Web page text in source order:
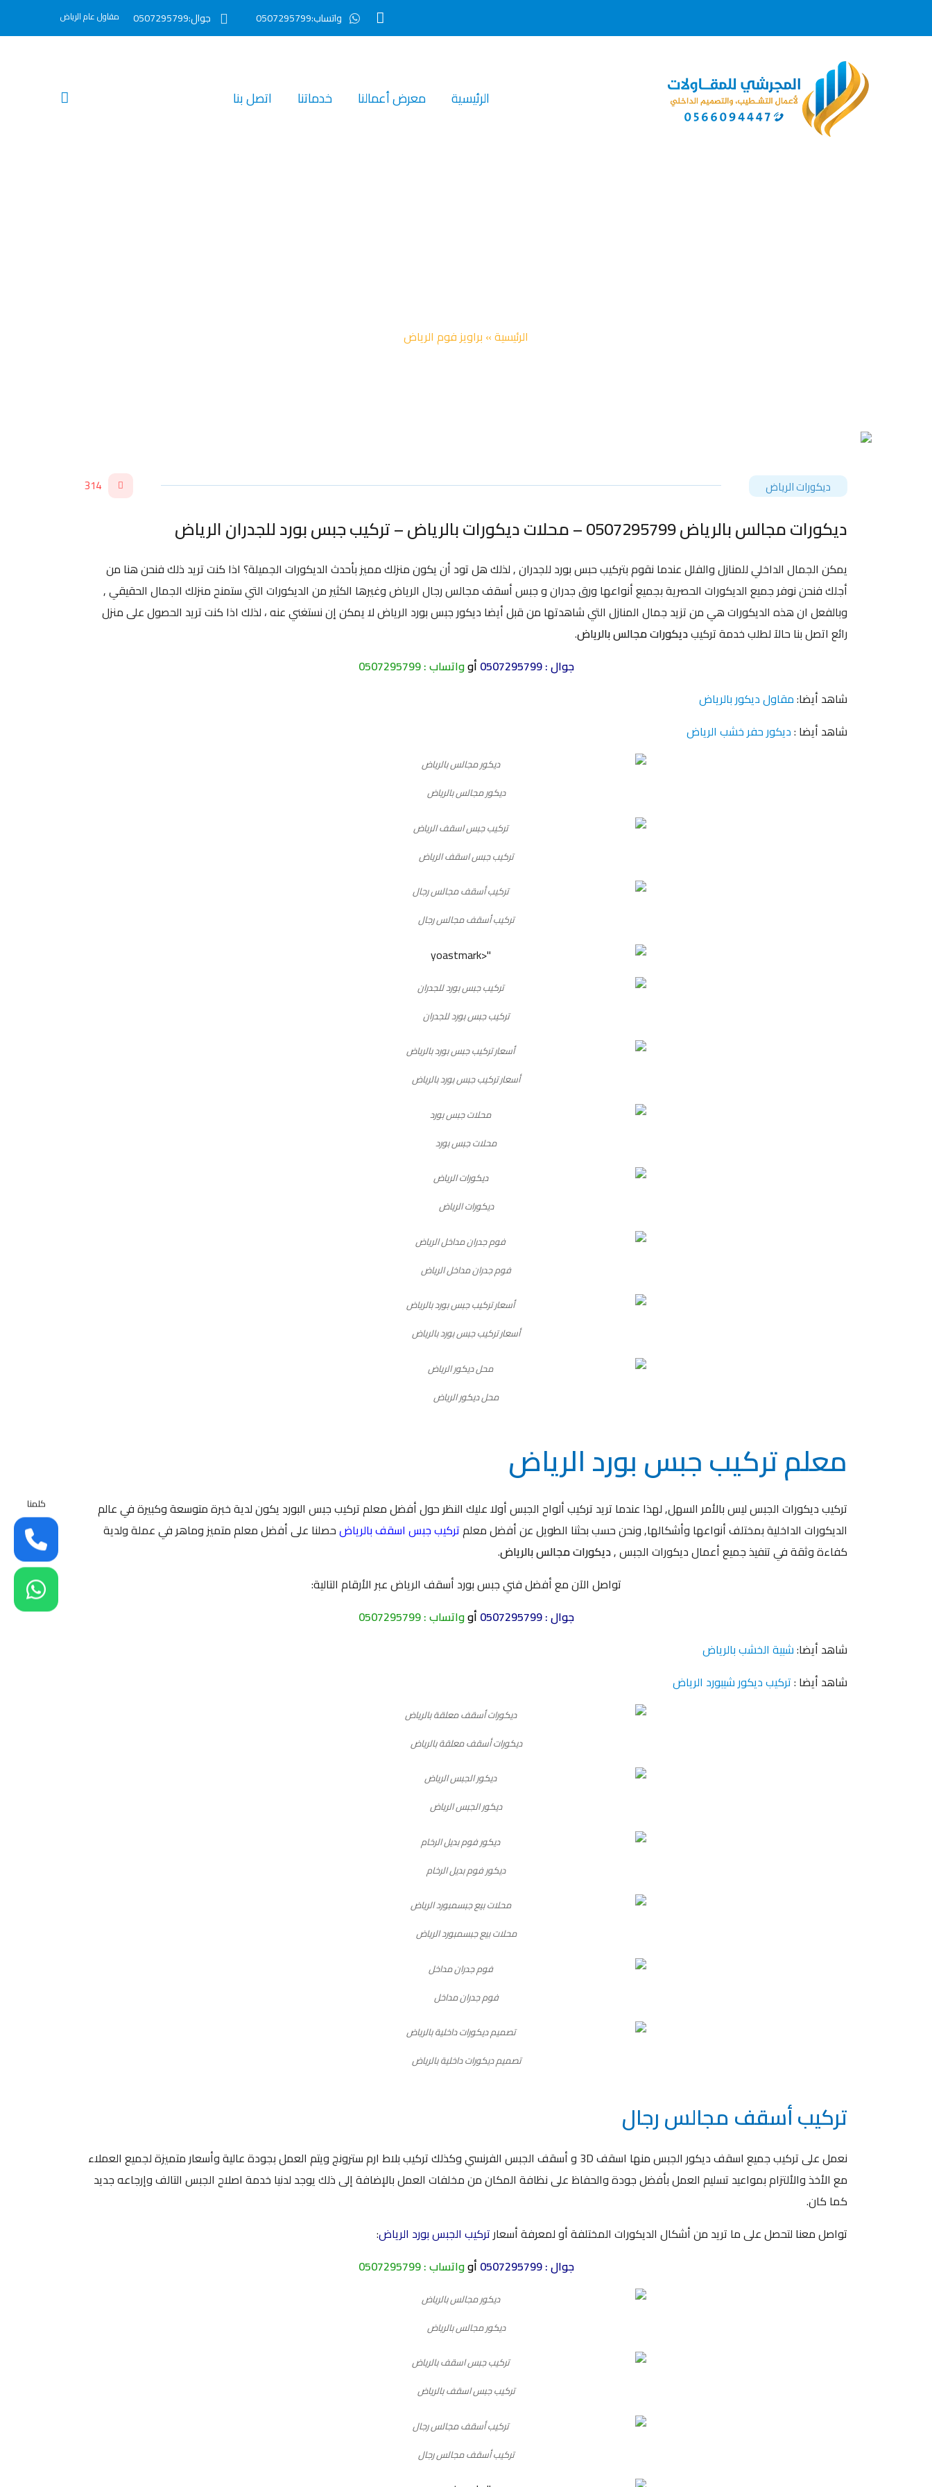
واتساب:0507295799 جوال:0507295799 مقاول عام الرياض
الرئيسية‎ معرض أعمالنا‎ خدماتنا‎ اتصل بنا‎
الرئيسية» براويز فوم الرياض
ديكورات الرياض 314
ديكورات مجالس بالرياض 0507295799 – محلات ديكورات بالرياض – تركيب جبس بورد للجدران الرياض
يمكن الجمال الداخلي للمنازل والفلل عندما نقوم بتركيب حبس بورد للجدران , لذلك هل تود أن يكون منزلك مميز بأحدث الديكورات الجميلة؟ اذا كنت تريد ذلك فنحن هنا من
أجلك فنحن نوفر جميع الديكورات الحصرية بجميع أنواعها ورق جدران و جبس أسقف مجالس رجال الرياض وغيرها الكثير من الديكورات التي ستمنح منزلك الجمال الحقيقي ,
وبالفعل ان هذه الديكورات هي من تزيد جمال المنازل التي شاهدتها من قبل أيضا ديكور جبس بورد الرياض لا يمكن إن نستغني عنه ، لذلك اذا كنت تريد الحصول على منزل
رائع اتصل بنا حالآ لطلب خدمة تركيبديكورات مجالس بالرياض.
جوال :0507295799أوواتساب :0507295799
شاهد أيضا:مقاول ديكور بالرياض
شاهد أيضا :ديكور حفر خشب الرياض
ديكور مجالس بالرياض
تركيب جبس اسقف الرياض
تركيب أسقف مجالس رجال
تركيب جبس بورد للجدران
أسعار تركيب جبس بورد بالرياض
محلات جبس بورد
ديكورات الرياض
فوم جدران مداخل الرياض
أسعار تركيب جبس بورد بالرياض
محل ديكور الرياض
معلم تركيب جبس بورد الرياض
تركيب ديكورات الجبس ليس بالأمر السهل, لهذا عندما تريد تركيب ألواح الجبس أولا عليك النظر حول أفضل معلم تركيب جبس البورد يكون لدية خبرة متوسعة وكبيرة في عالم
الديكورات الداخلية بمختلف أنواعها وأشكالها, ونحن حسب بحثنا الطويل عن أفضل معلمتركيب جبس اسقف بالرياضحصلنا على أفضل معلم متميز وماهر في عملة ولدية
كفاءة وثقة في تنفيذ جميع أعمال ديكورات الجبس ,ديكورات مجالس بالرياض.
تواصل الآن مع أفضل فني جبس بورد أسقف الرياض عبر الأرقام التالية:
جوال :0507295799أوواتساب :0507295799
شاهد أيضا:شبية الخشب بالرياض
شاهد أيضا :تركيب ديكور شيبورد الرياض
ديكورات أسقف معلقة بالرياض
ديكور الجبس الرياض
ديكور فوم بديل الرخام
محلات بيع جبسمبورد الرياض
فوم جدران مداخل
تصميم ديكورات داخلية بالرياض
تركيب أسقف مجالس رجال
نعمل على تركيب جميع اسقف ديكور الجبس منها اسقف 3D و أسقف الجبس الفرنسي وكذلك تركيب بلاط ارم سترونج ويتم العمل بجودة عالية وأسعار متميزة لجميع العملاء
مع الأخذ والألتزام بمواعيد تسليم العمل بأفضل جودة والحفاظ على نظافة المكان من مخلفات العمل بالإضافة إلى ذلك يوجد لدنيا خدمة اصلاح الجبس التالف وإرجاعه جديد
كما كان.
تواصل معنا لتحصل على ما تريد من أشكال الديكورات المختلفة أو لمعرفة أسعار تركيب الجبس بورد الرياض:
جوال :0507295799أوواتساب :0507295799
ديكور مجالس بالرياض
تركيب جبس اسقف بالرياض
تركيب أسقف مجالس رجال
كلمنا